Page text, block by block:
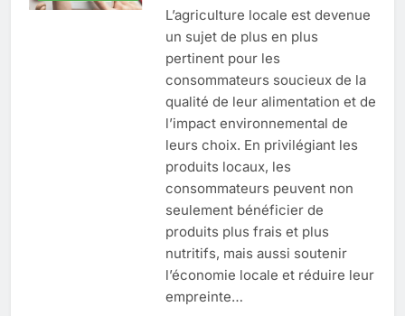
L’agriculture locale est devenue
un sujet de plus en plus
pertinent pour les
consommateurs soucieux de la
qualité de leur alimentation et de
l’impact environnemental de
leurs choix. En privilégiant les
produits locaux, les
consommateurs peuvent non
seulement bénéficier de
produits plus frais et plus
nutritifs, mais aussi soutenir
l’économie locale et réduire leur
empreinte…